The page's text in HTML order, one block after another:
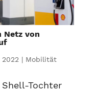
Netz von
2022 | Mobilität
Tochter